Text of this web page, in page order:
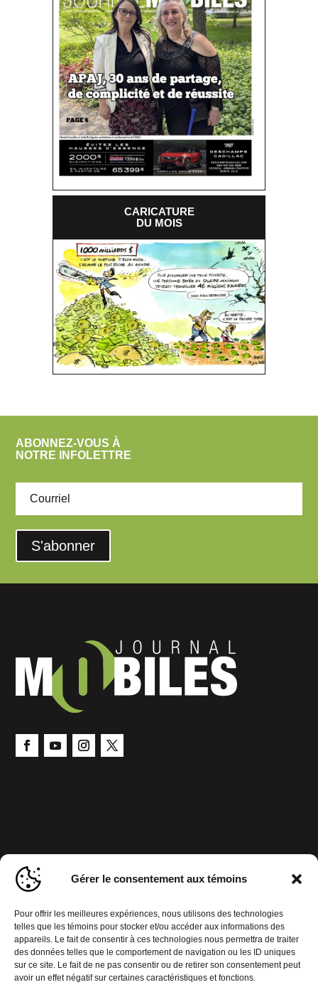
Gérer le consentement aux témoins
Pour offrir les meilleures expériences, nous utilisons des technologies
telles que les témoins pour stocker et/ou accéder aux informations des
appareils. Le fait de consentir à ces technologies nous permettra de traiter
des données telles que le comportement de navigation ou les ID uniques
sur ce site. Le fait de ne pas consentir ou de retirer son consentement peut
avoir un effet négatif sur certaines caractéristiques et fonctions.
CARICATURE
DU MOIS
ABONNEZ-VOUS À
NOTRE INFOLETTRE
S'abonner